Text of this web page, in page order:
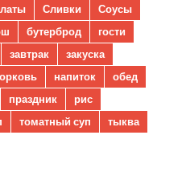
Сливки
Соусы
бутерброд
гости
завтрак
закуска
напиток
обед
праздник
рис
томатный суп
тыква